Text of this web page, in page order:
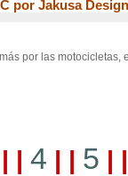
por Jakusa Design
por las
| | 4 | | 5 |